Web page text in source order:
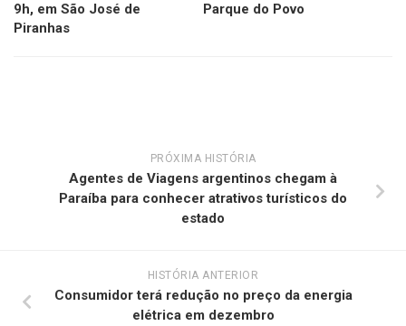
9h, em São José de
Piranhas
Parque do Povo
PRÓXIMA HISTÓRIA
Agentes de Viagens argentinos chegam à
Paraíba para conhecer atrativos turísticos do
estado
HISTÓRIA ANTERIOR
Consumidor terá redução no preço da energia
elétrica em dezembro